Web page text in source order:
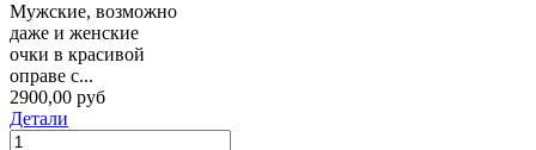
Мужские, возможно
даже и женские
очки в красивой
оправе с...
2900,00 руб
Детали